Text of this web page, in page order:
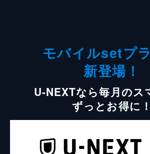
モバイルsetプ
新登場！
U-NEXTなら毎月のス
ずっとお得に！